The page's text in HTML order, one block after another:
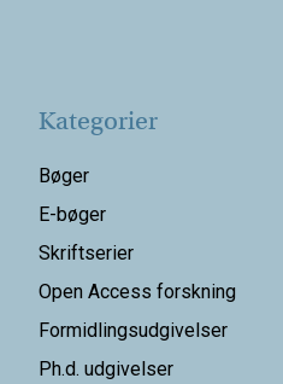
Kategorier
Bøger
E-bøger
Skriftserier
Open Access forskning
Formidlingsudgivelser
Ph.d. udgivelser